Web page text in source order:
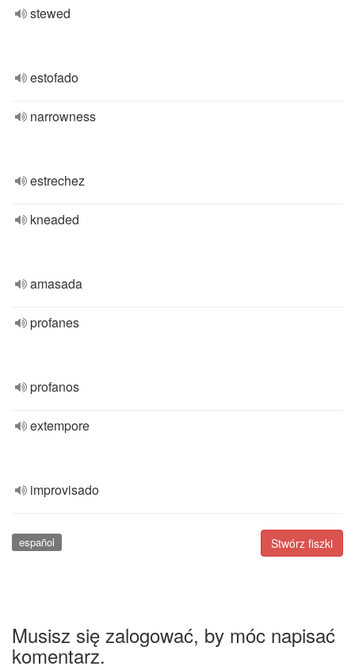
stewed
estofado
narrowness
estrechez
kneaded
amasada
profanes
profanos
extempore
improvisado
Stwórz fiszki
español
Musisz się zalogować, by móc napisać
komentarz.